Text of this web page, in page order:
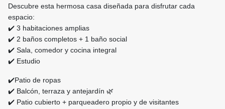
Descubre esta hermosa casa diseñada para disfrutar cada
espacio:
✔️ 3 habitaciones amplias
✔️ 2 baños completos + 1 baño social
✔️ Sala, comedor y cocina integral
✔️ Estudio
✔️Patio de ropas
✔️ Balcón, terraza y antejardín 🌿
✔️ Patio cubierto + parqueadero propio y de visitantes